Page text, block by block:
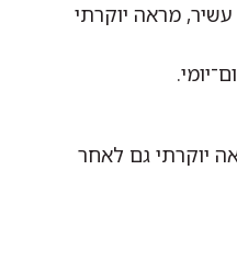
מראה יוקרתי
יוקרתי גם לאחר